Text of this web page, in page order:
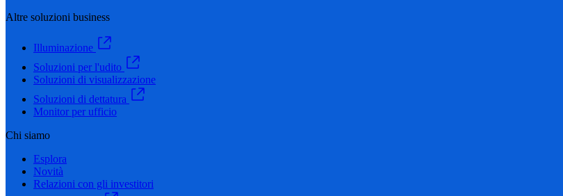
Altre soluzioni business
Illuminazione
Soluzioni per l'udito
Soluzioni di visualizzazione
Soluzioni di dettatura
Monitor per ufficio
Chi siamo
Esplora
Novità
Relazioni con gli investitori